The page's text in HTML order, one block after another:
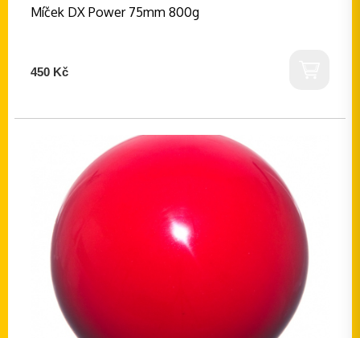
Míček DX Power 75mm 800g
450 Kč